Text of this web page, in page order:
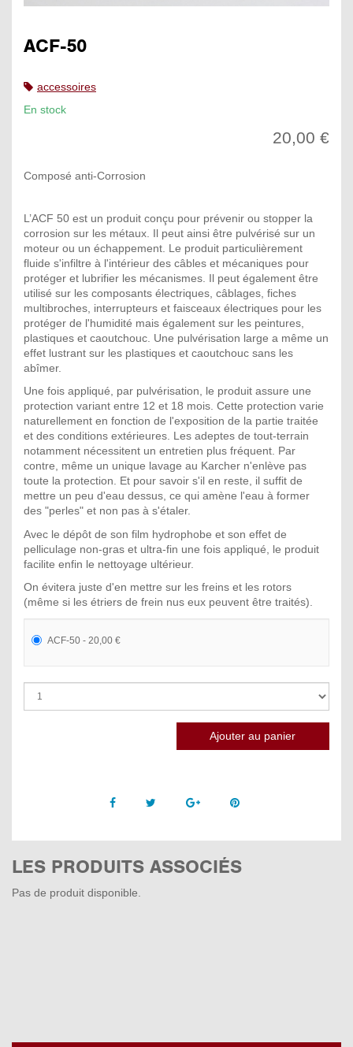
ACF-50
accessoires
En stock
20,00 €
Composé anti-Corrosion
L’ACF 50 est un produit conçu pour prévenir ou stopper la
corrosion sur les métaux. Il peut ainsi être pulvérisé sur un
moteur ou un échappement. Le produit particulièrement
fluide s'infiltre à l'intérieur des câbles et mécaniques pour
protéger et lubrifier les mécanismes. Il peut également être
utilisé sur les composants électriques, câblages, fiches
multibroches, interrupteurs et faisceaux électriques pour les
protéger de l'humidité mais également sur les peintures,
plastiques et caoutchouc. Une pulvérisation large a même un
effet lustrant sur les plastiques et caoutchouc sans les
abîmer.
Une fois appliqué, par pulvérisation, le produit assure une
protection variant entre 12 et 18 mois. Cette protection varie
naturellement en fonction de l'exposition de la partie traitée
et des conditions extérieures. Les adeptes de tout-terrain
notamment nécessitent un entretien plus fréquent. Par
contre, même un unique lavage au Karcher n'enlève pas
toute la protection. Et pour savoir s'il en reste, il suffit de
mettre un peu d'eau dessus, ce qui amène l'eau à former
des "perles" et non pas à s'étaler.
Avec le dépôt de son film hydrophobe et son effet de
pelliculage non-gras et ultra-fin une fois appliqué, le produit
facilite enfin le nettoyage ultérieur.
On évitera juste d'en mettre sur les freins et les rotors
(même si les étriers de frein nus eux peuvent être traités).
ACF-50 - 20,00 €
Facebook Twitter Google +Pinterest
LES PRODUITS ASSOCIÉS
Pas de produit disponible.